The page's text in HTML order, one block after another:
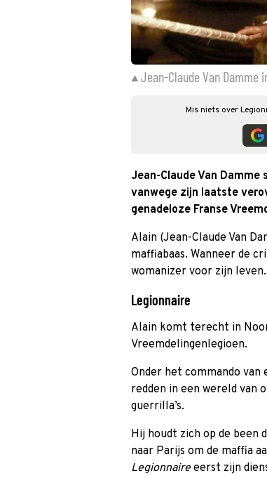
Jean-Claude Van Damme
Mis niets over
Jean-Claude Van Damme
vanwege zijn laatste
genadeloze Franse
Alain (Jean-Claude Van
maffiabaas. Wanneer de
womanizer voor zijn leven.
Legionnaire
Alain komt terecht in
Vreemdelingenlegioen.
Onder het commando
redden in een wereld van
guerrilla’s.
Hij houdt zich op de been
naar Parijs om de maffia
Legionnaireeerst zijn